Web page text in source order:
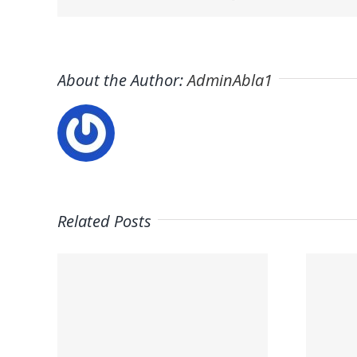
About the Author:AdminAbla1
Related Posts